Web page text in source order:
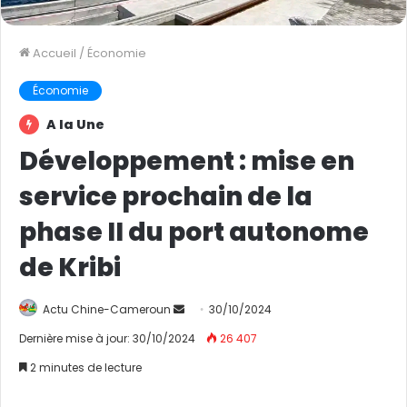
Accueil / Économie
Économie
A la Une
Développement : mise en
service prochain de la
phase II du port autonome
de Kribi
Actu Chine-Cameroun
n
30/10/2024
Dernière mise à jour: 30/10/2024
26 407
2 minutes de lecture